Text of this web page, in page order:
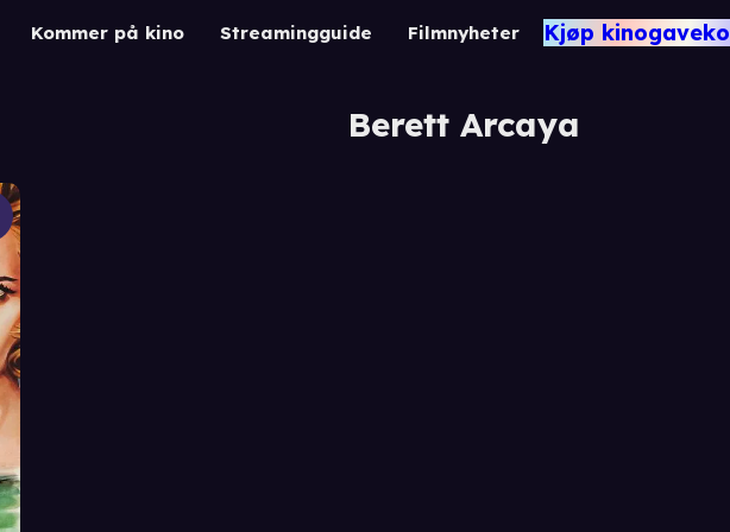
Kommer på kino Streamingguide Filmnyheter Kjøp
Berett Arcaya